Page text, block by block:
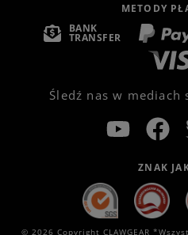
METODY
BANK
TRANSFER
Śledź nas w mediach
ZNAK
© 2026 Copyright CLAWGEAR